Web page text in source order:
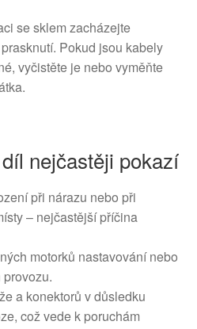
se sklem zacházejte
Pokud jsou kabely
vyčistěte je nebo vyměňte
nejčastěji pokazí
při nárazu nebo při
– nejčastější příčina
motorků nastavování nebo
a konektorů v důsledku
což vede k poruchám